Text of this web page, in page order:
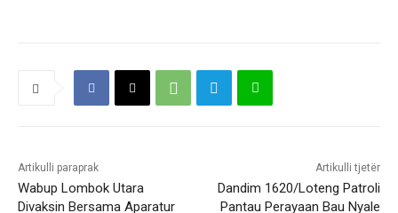
Artikulli paraprak
Wabup Lombok Utara
Divaksin Bersama Aparatur
Artikulli tjetër
Dandim 1620/Loteng Patroli
Pantau Perayaan Bau Nyale